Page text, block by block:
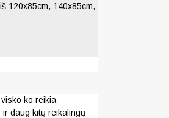
120x85cm, 140x85cm,
ko reikia
ir daug kitų reikalingų